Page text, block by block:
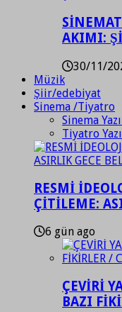
AKIMI:
30/11/
Müzik
Şiir/edebiyat
Sinema /Tiyatro
Sinema
Tiyatro
RESMİ
ÇİTİLEME:
6 gün ago
ÇEVİRİ
BAZI